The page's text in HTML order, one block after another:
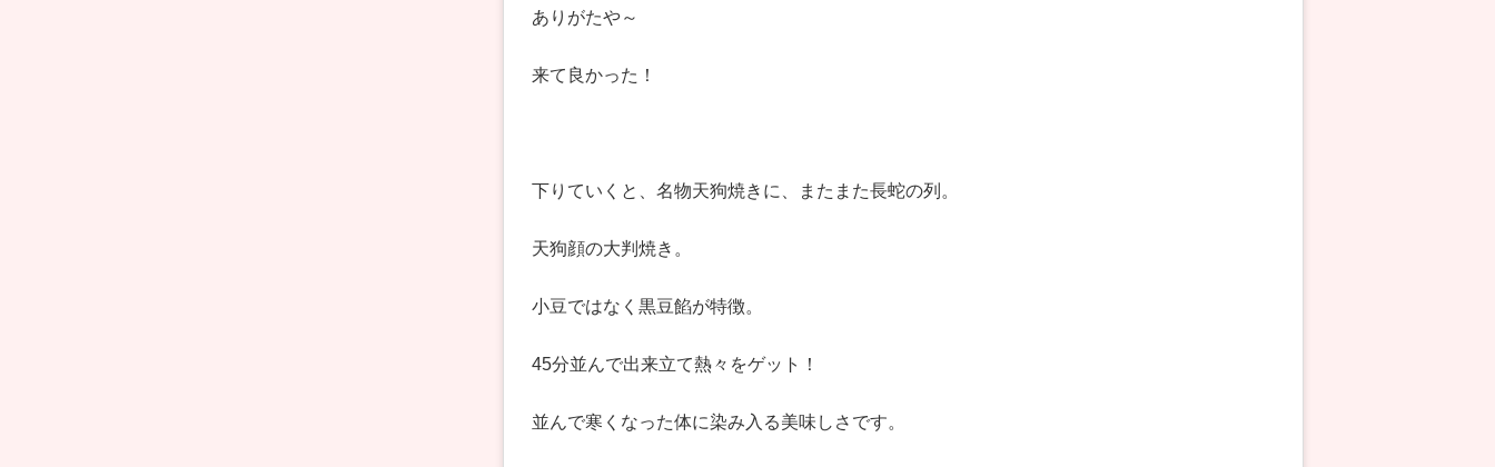
ありがたや～
来て良かった！
下りていくと、名物天狗焼きに、またまた長蛇の列。
天狗顔の大判焼き。
小豆ではなく黒豆餡が特徴。
45分並んで出来立て熱々をゲット！
並んで寒くなった体に染み入る美味しさです。